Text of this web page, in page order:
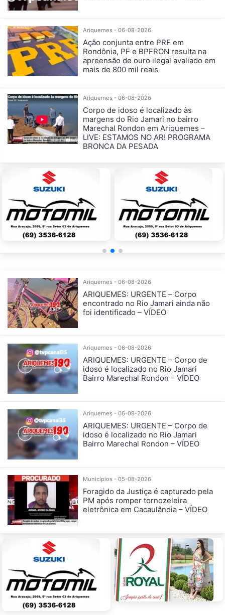
Ariquemes - 06-08-2026
Ação conjunta entre PRF em
Rondônia, PF e BPFRON resulta na
apreensão de ouro ilegal avaliado em
mais de 800 mil reais
Ariquemes - 06-08-2026
Corpo de idoso é localizado às
margens do Rio Jamari no bairro
Marechal Rondon em Ariquemes –
LIVE: ESTAMOS NO AR! PROGRAMA
BRONCA DA PESADA
Ariquemes - 06-08-2026
ARIQUEMES: URGENTE – Corpo
encontrado no Rio Jamari ainda não
foi identificado – VÍDEO
Ariquemes - 06-08-2026
ARIQUEMES: URGENTE – Corpo de
idoso é localizado no Rio Jamari
Bairro Marechal Rondon – VÍDEO
Ariquemes - 06-08-2026
ARIQUEMES: URGENTE – Corpo de
idoso é localizado no Rio Jamari
Bairro Marechal Rondon – VÍDEO
Municípios - 05-08-2026
Foragido da Justiça é capturado pela
PM após romper tornozeleira
eletrônica em Cacaulândia – VÍDEO